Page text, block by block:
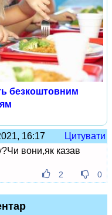
безкоштовним
16:17
Цитувати
вони,як казав
2 0